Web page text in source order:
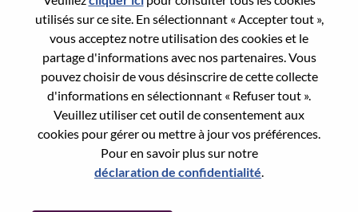
utilisés sur ce site. En sélectionnant « Accepter tout »,
vous acceptez notre utilisation des cookies et le
partage d'informations avec nos partenaires. Vous
pouvez choisir de vous désinscrire de cette collecte
d'informations en sélectionnant « Refuser tout ».
Veuillez utiliser cet outil de consentement aux
cookies pour gérer ou mettre à jour vos préférences.
Pour en savoir plus sur notre
déclaration de confidentialité.
We will email you a link to reset your
password.
Reset password with your e-mail
E-mail*
Continue